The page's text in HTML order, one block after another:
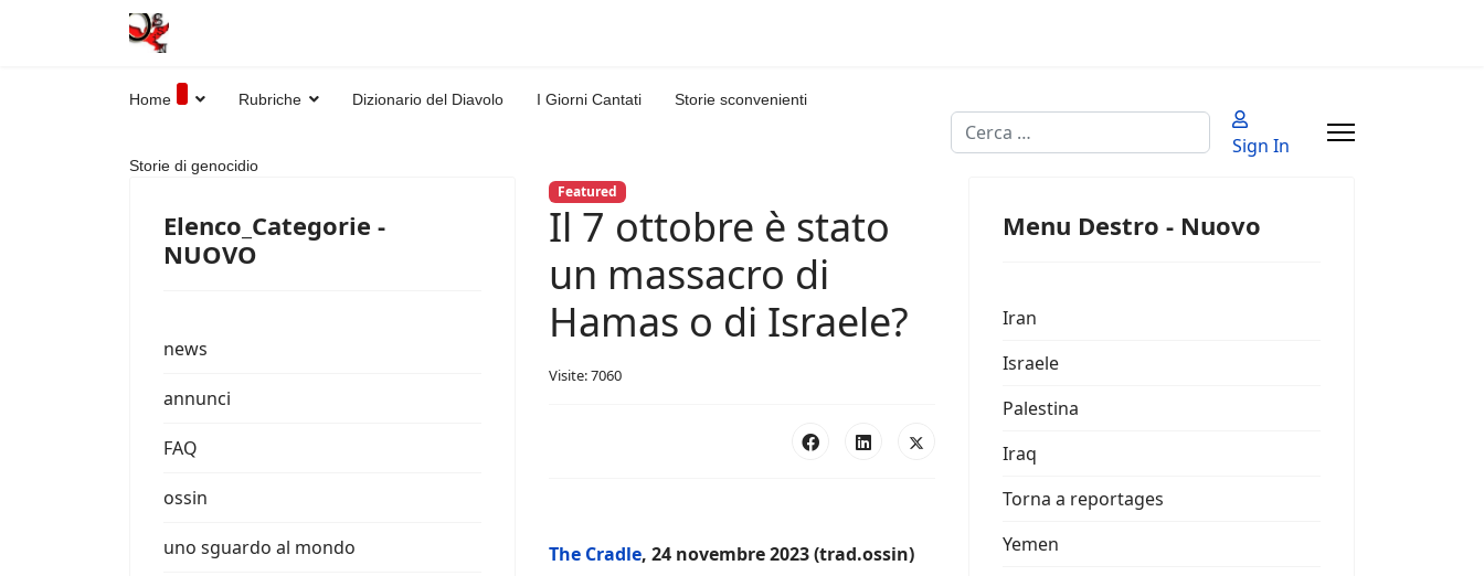
Home Rubriche Dizionario del Diavolo I Giorni Cantati Storie sconvenienti
Storie di genocidio
Cerca
Sign In
Elenco_Categorie -
NUOVO
news
annunci
FAQ
ossin
uno sguardo al mondo
Featured
Il 7 ottobre è stato
un massacro di
Hamas o di Israele?
Visite: 7060
The Cradle, 24 novembre 2023 (trad.ossin)
Menu Destro - Nuovo
Iran
Israele
Palestina
Iraq
Torna a reportages
Yemen